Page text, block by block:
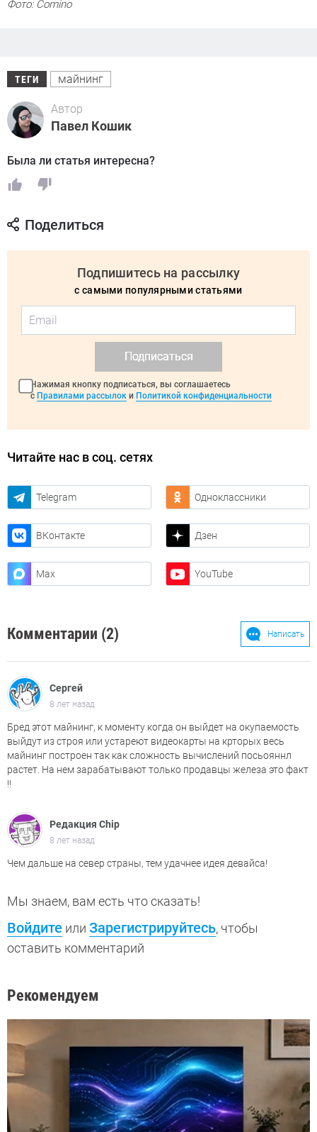
Фото: Comino
ТЕГИ майнинг
Автор
Павел Кошик
Была ли статья интересна?
Поделиться
Подпишитесь на рассылку
с самыми популярными статьями
Подписаться
Нажимая кнопку подписаться, вы соглашаетесь
с Правилами рассылок и Политикой конфиденциальности
Читайте нас в соц. сетях
Telegram Одноклассники
ВКонтакте Дзен
Max YouTube
Комментарии (2) Написать
Сергей
8 лет назад
Бред этот майнинг, к моменту когда он выйдет на окупаемость
выйдут из строя или устареют видеокарты на крторых весь
майнинг построен так как сложность вычислений посьояннл
растет. На нем зарабатывают только продавцы железа это факт
!!
Редакция Chip
8 лет назад
Чем дальше на север страны, тем удачнее идея девайса!
Мы знаем, вам есть что сказать!
Войдите или Зарегистрируйтесь, чтобы
оставить комментарий
Рекомендуем